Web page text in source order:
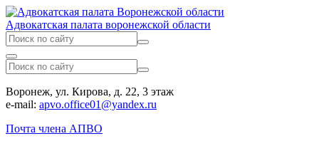
Адвокатская палата воронежской области
Воронеж, ул. Кирова, д. 22, 3 этаж
e-mail: apvo.office01@yandex.ru
Почта члена АПВО